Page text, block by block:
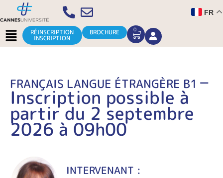
Aller
au
contenu
FR
Menu RÉINSCRIPTION
INSCRIPTION
BROCHURE 0
CART
FRANÇAIS LANGUE ÉTRANGÈRE B1 –
Inscription possible à
partir du 2 septembre
2026 à 09h00
INTERVENANT :